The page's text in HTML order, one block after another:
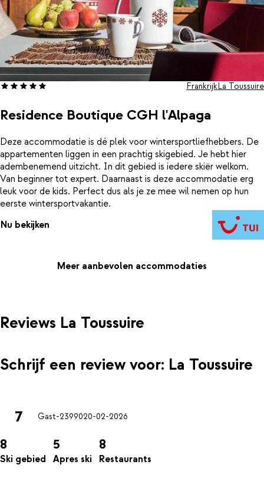
Residence Boutique CGH l'Alpaga
FrankrijkLa Toussuire
Deze accommodatie is dé plek voor wintersportliefhebbers. De
appartementen liggen in een prachtig skigebied. Je hebt hier
adembenemend uitzicht. In dit gebied is iedere skiër welkom.
Van beginner tot expert. Daarnaast is deze accommodatie erg
leuk voor de kids. Perfect dus als je ze mee wil nemen op hun
eerste wintersportvakantie.
Nu bekijken
Meer aanbevolen accommodaties
Reviews La Toussuire
Schrijf een review voor: La Toussuire
7 Gast-2399020-02-2026
8
Ski gebied
5
Apres ski
8
Restaurants